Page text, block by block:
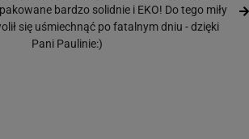
bardzo solidnie i EKO! Do tego miły
się uśmiechnąć po fatalnym dniu - dzięki
Pani Paulinie:)